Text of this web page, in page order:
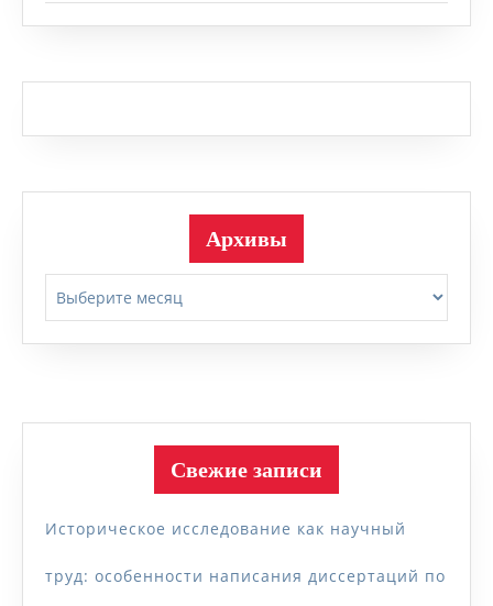
Архивы
Свежие записи
Историческое исследование как научный
труд: особенности написания диссертаций по